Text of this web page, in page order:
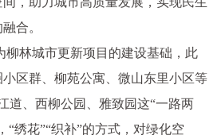
合。
柳林城市更新项目的建设基础，此
区群、柳苑公寓、微山东里小区等
道、西柳公园、雅致园这“一路两
“绣花”“织补”的方式，对绿化空